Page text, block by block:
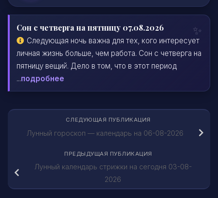
Сон с четверга на пятницу 07.08.2026
Следующая ночь важна для тех, кого интересует
личная жизнь больше, чем работа. Сон с четверга на
пятницу вещий. Дело в том, что в этот период
...подробнее
СЛЕДУЮЩАЯ ПУБЛИКАЦИЯ
Лунный гороскоп — календарь на 06-08-2026
ПРЕДЫДУЩАЯ ПУБЛИКАЦИЯ
Лунный календарь стрижки на сегодня 03-08-
2026